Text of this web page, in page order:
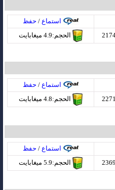
استماع / حفظ
الحجم:4.9 ميغابايت
استماع / حفظ
الحجم:4.8 ميغابايت
استماع / حفظ
الحجم:5.9 ميغابايت